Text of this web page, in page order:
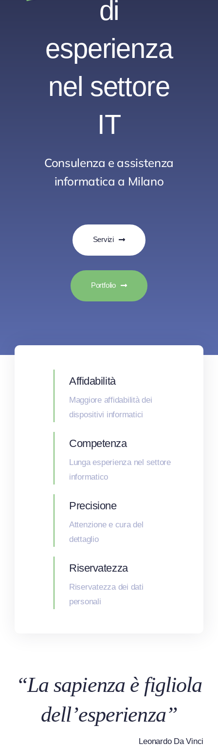
Blog
di
esperienza
nel settore
IT
Consulenza e assistenza
informatica a Milano
Servizi
Portfolio
Affidabilità
Maggiore affidabilità dei
dispositivi informatici
Competenza
Lunga esperienza nel settore
informatico
Precisione
Attenzione e cura del
dettaglio
Riservatezza
Riservatezza dei dati
personali
“La sapienza è figliola
dell’esperienza”
Leonardo Da Vinci